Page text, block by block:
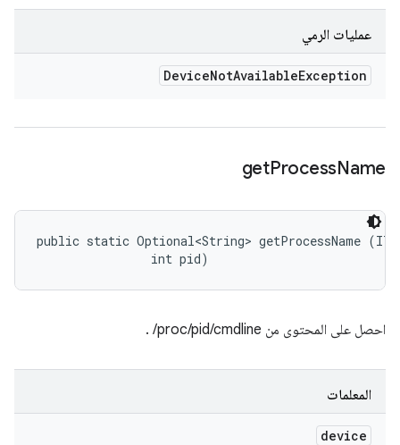
عمليات الرمي
DeviceNotAvailableException
getProcessName
public static Optional<String> getProcessName
                int pid)
احصل على المحتوى من ‎ /proc/pid/cmdline.
المعلمات
device